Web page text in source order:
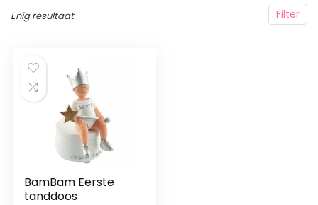
Filter
Enig resultaat
BamBam Eerste
tanddoos